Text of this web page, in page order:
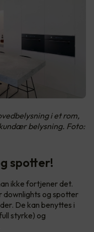
i et rom,
belysning. Foto:
spotter!
ikke fortjener det.
downlights og spotter
De kan benyttes i
styrke) og